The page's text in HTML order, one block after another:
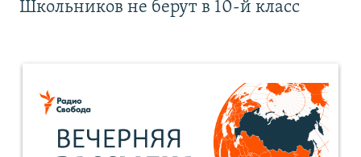
Школьников не берут в 10-й класс